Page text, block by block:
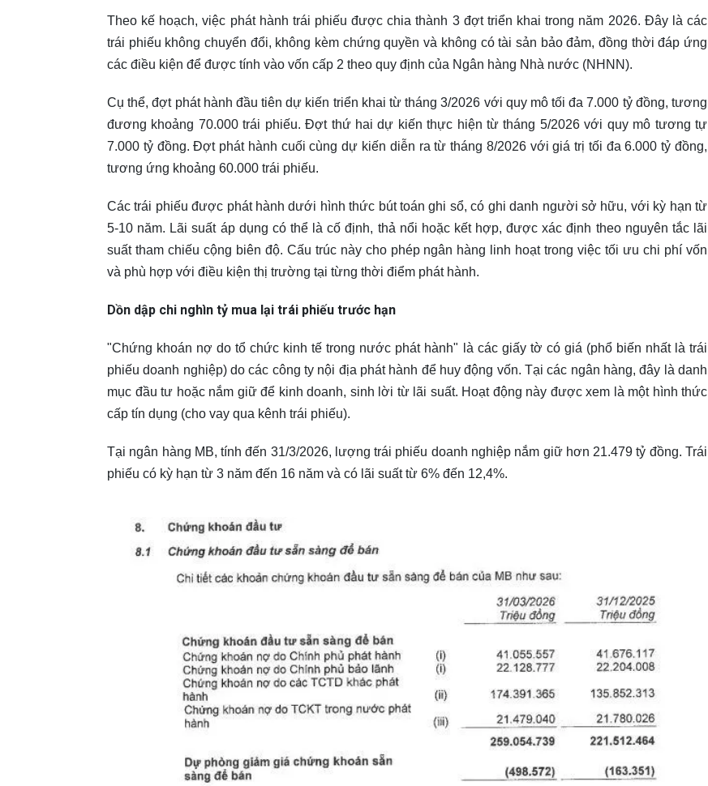
Theo kế hoạch, việc phát hành trái phiếu được chia thành 3 đợt triển khai trong năm 2026. Đây là các
trái phiếu không chuyển đổi, không kèm chứng quyền và không có tài sản bảo đảm, đồng thời đáp ứng
các điều kiện để được tính vào vốn cấp 2 theo quy định của Ngân hàng Nhà nước (NHNN).
Cụ thể, đợt phát hành đầu tiên dự kiến triển khai từ tháng 3/2026 với quy mô tối đa 7.000 tỷ đồng, tương
đương khoảng 70.000 trái phiếu. Đợt thứ hai dự kiến thực hiện từ tháng 5/2026 với quy mô tương tự
7.000 tỷ đồng. Đợt phát hành cuối cùng dự kiến diễn ra từ tháng 8/2026 với giá trị tối đa 6.000 tỷ đồng,
tương ứng khoảng 60.000 trái phiếu.
Các trái phiếu được phát hành dưới hình thức bút toán ghi sổ, có ghi danh người sở hữu, với kỳ hạn từ
5-10 năm. Lãi suất áp dụng có thể là cố định, thả nổi hoặc kết hợp, được xác định theo nguyên tắc lãi
suất tham chiếu cộng biên độ. Cấu trúc này cho phép ngân hàng linh hoạt trong việc tối ưu chi phí vốn
và phù hợp với điều kiện thị trường tại từng thời điểm phát hành.
Dồn dập chi nghìn tỷ mua lại trái phiếu trước hạn
"Chứng khoán nợ do tổ chức kinh tế trong nước phát hành" là các giấy tờ có giá (phổ biến nhất là trái
phiếu doanh nghiệp) do các công ty nội địa phát hành để huy động vốn. Tại các ngân hàng, đây là danh
mục đầu tư hoặc nắm giữ để kinh doanh, sinh lời từ lãi suất. Hoạt động này được xem là một hình thức
cấp tín dụng (cho vay qua kênh trái phiếu).
Tại ngân hàng MB, tính đến 31/3/2026, lượng trái phiếu doanh nghiệp nắm giữ hơn 21.479 tỷ đồng. Trái
phiếu có kỳ hạn từ 3 năm đến 16 năm và có lãi suất từ 6% đến 12,4%.